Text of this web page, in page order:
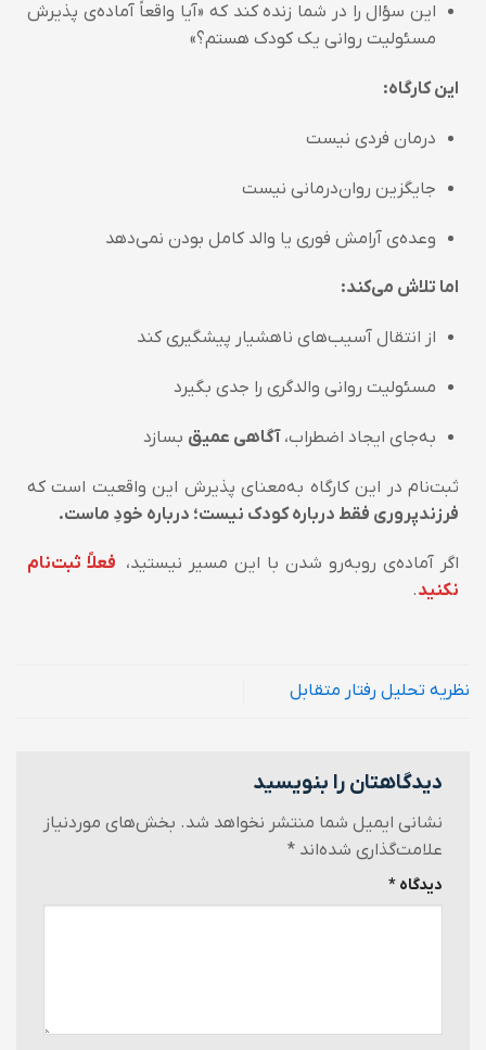
این سؤال را در شما زنده کند که «آیا واقعاً آماده‌ی پذیرش
مسئولیت روانی یک کودک هستم؟»
این کارگاه:
درمان فردی نیست
جایگزین روان‌درمانی نیست
وعده‌ی آرامش فوری یا والد کامل بودن نمی‌دهد
اما تلاش می‌کند:
از انتقال آسیب‌های ناهشیار پیشگیری کند
مسئولیت روانی والدگری را جدی بگیرد
به‌جای ایجاد اضطراب،آگاهی عمیق بسازد
ثبت‌نام در این کارگاه به‌معنای پذیرش این واقعیت است که
فرزندپروری فقط درباره کودک نیست؛ درباره خودِ ماست.
اگر آماده‌ی روبه‌رو شدن با این مسیر نیستید، فعلاً ثبت‌نام
نکنید.
نظریه تحلیل رفتار متقابل
دیدگاهتان را بنویسید
نشانی ایمیل شما منتشر نخواهد شد. بخش‌های موردنیاز
علامت‌گذاری شده‌اند *
دیدگاه *